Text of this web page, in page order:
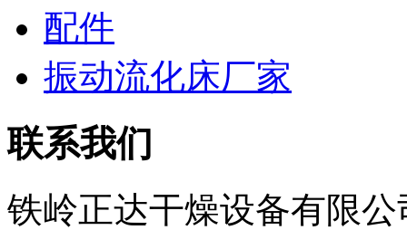
配件
振动流化床厂家
联系我们
铁岭正达干燥设备有限公